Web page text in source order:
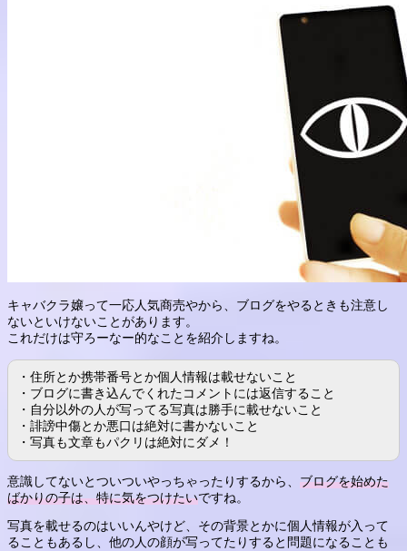
キャバクラ嬢って一応人気商売やから、ブログをやるときも注意し
ないといけないことがあります。
これだけは守ろーなー的なことを紹介しますね。
・住所とか携帯番号とか個人情報は載せないこと
・ブログに書き込んでくれたコメントには返信すること
・自分以外の人が写ってる写真は勝手に載せないこと
・誹謗中傷とか悪口は絶対に書かないこと
・写真も文章もパクリは絶対にダメ！
意識してないとついついやっちゃったりするから、 ブログを始めた
ばかりの子は、特に気をつけたいですね。
写真を載せるのはいいんやけど、その背景とかに個人情報が入って
ることもあるし、他の人の顔が写ってたりすると問題になることも